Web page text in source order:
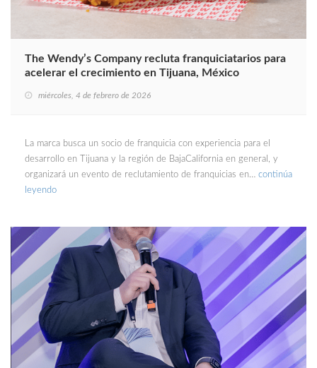
The Wendy’s Company recluta franquiciatarios para
acelerar el crecimiento en Tijuana, México
miércoles, 4 de febrero de 2026
La marca busca un socio de franquicia con experiencia para el
desarrollo en Tijuana y la región de BajaCalifornia en general, y
organizará un evento de reclutamiento de franquicias en… continúa
leyendo